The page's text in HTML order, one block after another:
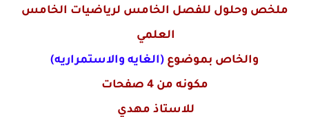
ملخص وحلول للفصل الخامس لرياضيات الخامس
العلمي
والخاص بموضوع (الغايه والاستمراريه)
مكونه من 4 صفحات
للاستاذ مهدي